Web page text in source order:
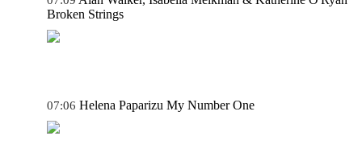
Broken Strings
07:06 Helena Paparizu My Number One